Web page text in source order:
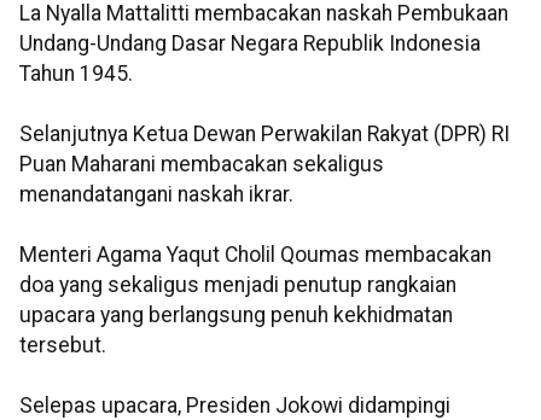
La Nyalla Mattalitti membacakan naskah Pembukaan
Undang-Undang Dasar Negara Republik Indonesia
Tahun 1945.
Selanjutnya Ketua Dewan Perwakilan Rakyat (DPR) RI
Puan Maharani membacakan sekaligus
menandatangani naskah ikrar.
Menteri Agama Yaqut Cholil Qoumas membacakan
doa yang sekaligus menjadi penutup rangkaian
upacara yang berlangsung penuh kekhidmatan
tersebut.
Selepas upacara, Presiden Jokowi didampingi